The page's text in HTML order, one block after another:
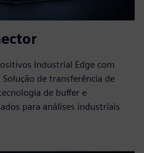
Industrial Edge com
de transferência de
de buffer e
para análises industriais